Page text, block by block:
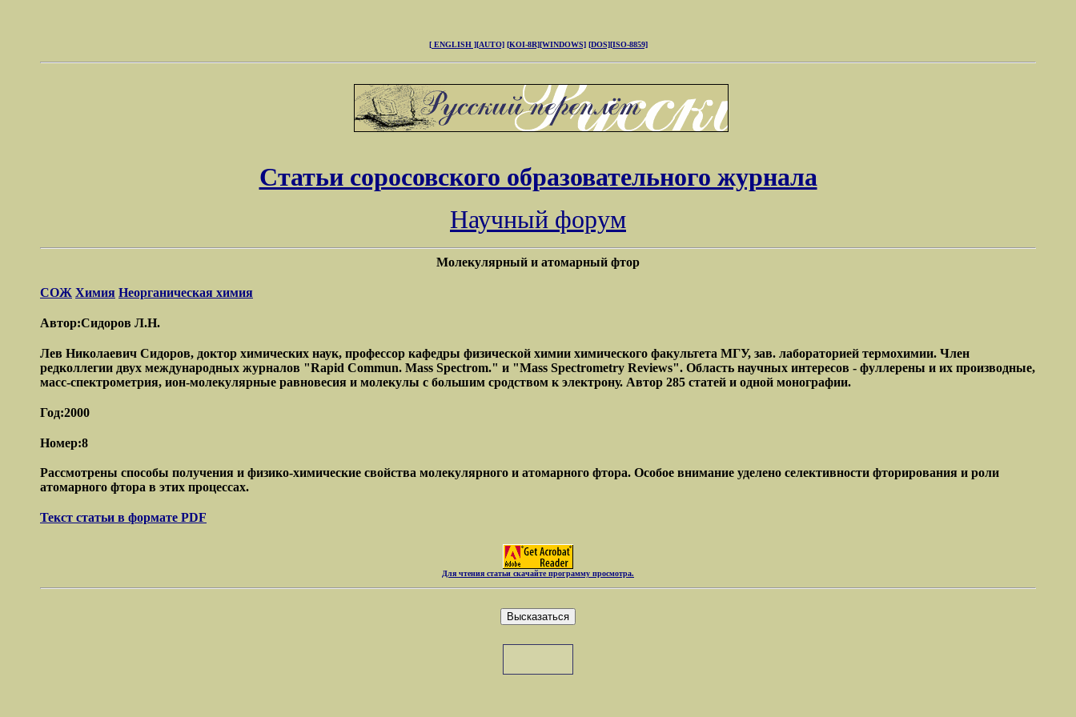
[ ENGLISH ][AUTO] [KOI-8R][WINDOWS] [DOS][ISO-8859]
Статьи соросовского образовательного журнала
Научный форум
Молекулярный и атомарный фтор
СОЖ Химия Неорганическая химия
Автор:Сидоров Л.Н.
Лев Николаевич Сидоров, доктор химических наук, профессор кафедры физической химии химического факультета МГУ, зав. лабораторией термохимии. Член
редколлегии двух международных журналов "Rapid Commun. Mass Spectrom." и "Mass Spectrometry Reviews". Область научных интересов - фуллерены и их производные,
масс-спектрометрия, ион-молекулярные равновесия и молекулы с большим сродством к электрону. Автор 285 статей и одной монографии.
Год:2000
Номер:8
Рассмотрены способы получения и физико-химические свойства молекулярного и атомарного фтора. Особое внимание уделено селективности фторирования и роли
атомарного фтора в этих процессах.
Текст статьи в формате PDF
Для чтения статьи скачайте программу просмотра.